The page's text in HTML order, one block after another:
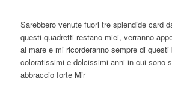
Sarebbero venute fuori tre splendide card
questi quadretti restano miei, verranno
al mare e mi ricorderanno sempre di
coloratissimi e dolcissimi anni in cui sono
abbraccio forte Mir